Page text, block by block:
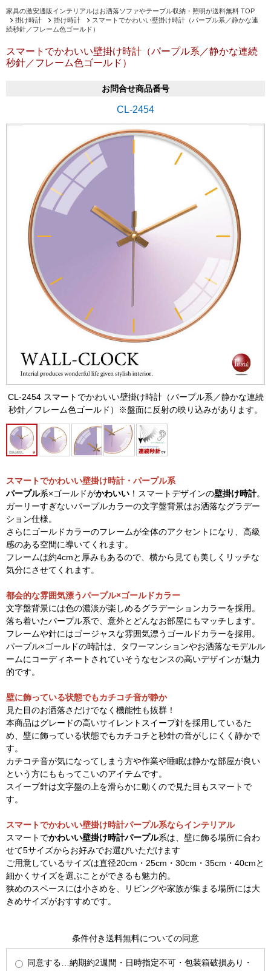
家具の激安通販インテリアルはお洒落ソファやテーブル収納・照明が送料無料 TOP
掛け時計
掛け時計
スマートでかわいい壁掛け時計（パープル系／静かな連
続秒針／フレーム色ゴールド）
スマートでかわいい壁掛け時計（パープル系／静かな連続
秒針／フレーム色ゴールド）
お問合せ商品番号
CL-2454
CL-2454 スマートでかわいい壁掛け時計（パープル系／静かな連続
秒針／フレーム色ゴールド）※盤面に反射の映り込みがあります。
スマートでかわいい壁掛け時計・パープル系
パープル系×ゴールドがかわいい ！スマートデザインの壁掛け時計。
ガーリーすぎないパープルカラーの文字盤背景はお洒落なグラデー
ション仕様。
さらにゴールドカラーのフレームが全体のアクセントになり、高級
感のある空間に導いてくれます。
フレームは約4cmと厚みもあるので、横から見ても美しくリッチな
気分にさせてくれます。
都会的な雰囲気漂うパープル×ゴールドカラー
文字盤背景には色の濃淡が楽しめるグラデーションカラーを採用。
落ち着いたパープル系で、意外とどんなお部屋にもマッチします。
フレームや針にはゴージャスな雰囲気漂うゴールドカラーを採用。
パープル×ゴールドの時計は、タワーマンションやお洒落なモデルル
ームにコーディネートされていそうなセンスの高いデザインが魅力
的です。
壁に飾っている状態でもカチコチ音が静か
見た目のお洒落さだけでなく機能性も抜群！
本商品はグレードの高いサイレントスイープ針を採用しているた
め、壁に飾っている状態でもカチコチと秒針の音がしにくく静かで
す。
カチコチ音が気になってしまう方や作業や睡眠は静かな部屋が良い
という方にももってこいのアイテムです。
スイープ針は文字盤の上を滑らかに動くので見た目もスマートで
す。
スマートでかわいい壁掛け時計パープル系ならインテリアル
スマートでかわいい壁掛け時計パープル系は、壁に飾る場所に合わ
せて5サイズからお好みでお選びいただけます
ご用意しているサイズは直径20cm・25cm・30cm・35cm・40cmと
細かくサイズを選ぶことができるも魅力的。
狭めのスペースには小さめを、リビングや家族が集まる場所には大
きめサイズがおすすめです。
条件付き送料無料についての同意
同意する…納期約2週間・日時指定不可・包装箱破損あり・